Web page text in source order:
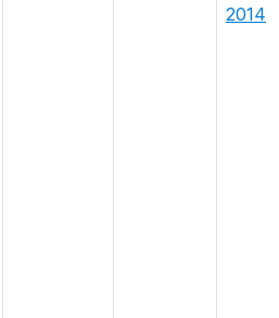
2014